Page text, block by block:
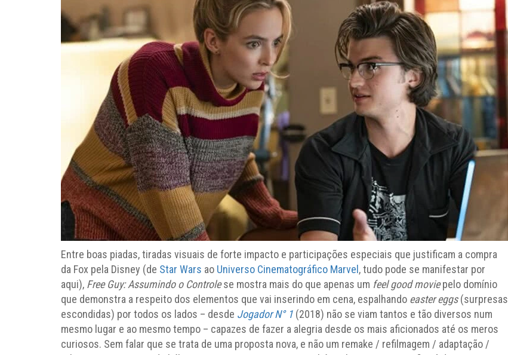
Entre boas piadas, tiradas visuais de forte impacto e participações especiais que justificam a compra
da Fox pela Disney (de Star Wars ao Universo Cinematográfico Marvel, tudo pode se manifestar por
aqui), Free Guy: Assumindo o Controlese mostra mais do que apenas um feel good moviepelo domínio
que demonstra a respeito dos elementos que vai inserindo em cena, espalhando easter eggs(surpresas
escondidas) por todos os lados – desde Jogador N° 1 (2018) não se viam tantos e tão diversos num
mesmo lugar e ao mesmo tempo – capazes de fazer a alegria desde os mais aficionados até os meros
curiosos. Sem falar que se trata de uma proposta nova, e não um remake / refilmagem / adaptação /